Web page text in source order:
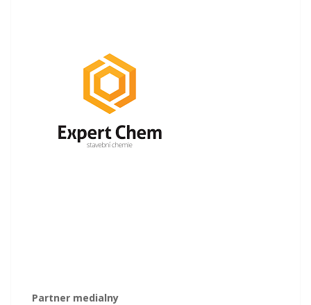
Partner medialny